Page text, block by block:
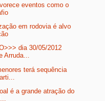
eventos como o
em rodovia é alvo
dia 30/05/2012
Arruda...
terá sequência
é a grande atração do